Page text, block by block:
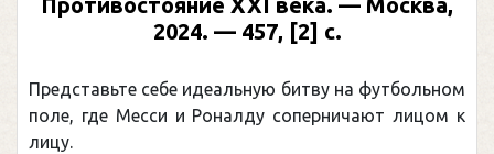
битву на футбольном
соперничают лицом к
Москва, 2024 (макет